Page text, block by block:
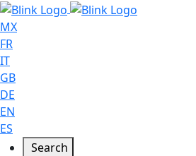
MX
FR
IT
GB
DE
EN
ES
Search